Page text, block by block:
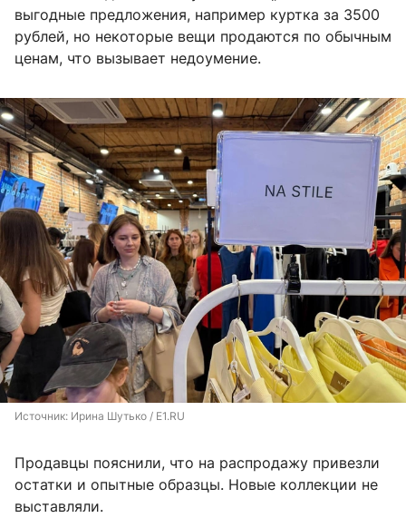
выгодные предложения, например куртка за 3500
рублей, но некоторые вещи продаются по обычным
ценам, что вызывает недоумение.
Источник: Ирина Шутько / E1.RU
Продавцы пояснили, что на распродажу привезли
остатки и опытные образцы. Новые коллекции не
выставляли.